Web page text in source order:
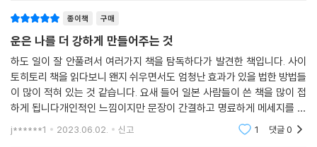
사람들의 마법의 말
저자는 천 명을 대상으로 ‘1년 전 자신의 고민이 무엇인지 기억하는가?’에
관한 설문조사를 벌인 적이 있다. 결과는 어땠을까? 1년 전 고민을 기억하
는 사람은 단 한 명도 없었다. 이 말인즉슨, 당신이 지금 하고 있는 고민도 1
년 뒤에는 반드시 사라진다는 것을 뜻한다. 즉, 시간이 저절로 문제를 해결
종이책 구매
운은 나를 더 강하게 만들어주는 것
하도 일이 잘 안풀려서 여러가지 책을 탐독하다가 발견한 책입니다. 사이
토히토리 책을 읽다보니 왠지 쉬우면서도 엄청난 효과가 있을 법한 방법들
이 많이 적혀 있는 것 같습니다. 요새 들어 일본 사람들이 쓴 책을 많이 접
하게 됩니다개인적인 느낌이지만 문장이 간결하고 명료하게 메세지를 전
달하는 면이 강한 것 같습니다. 이책도 그런 것 같습니다. 이해가 쉽고 좋은
문장들이 많이
j******1 2023.06.02. 신고 1 댓글0